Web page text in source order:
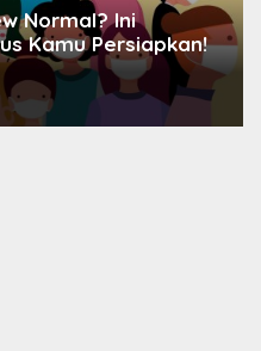
Normal? Ini
Kamu Persiapkan!